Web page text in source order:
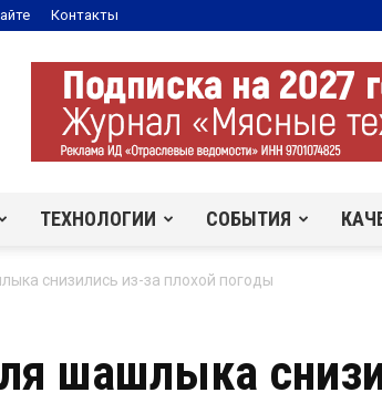
Контакты
ТЕХНОЛОГИИ СОБЫТИЯ
снизились из-за плохой погоды
шашлыка